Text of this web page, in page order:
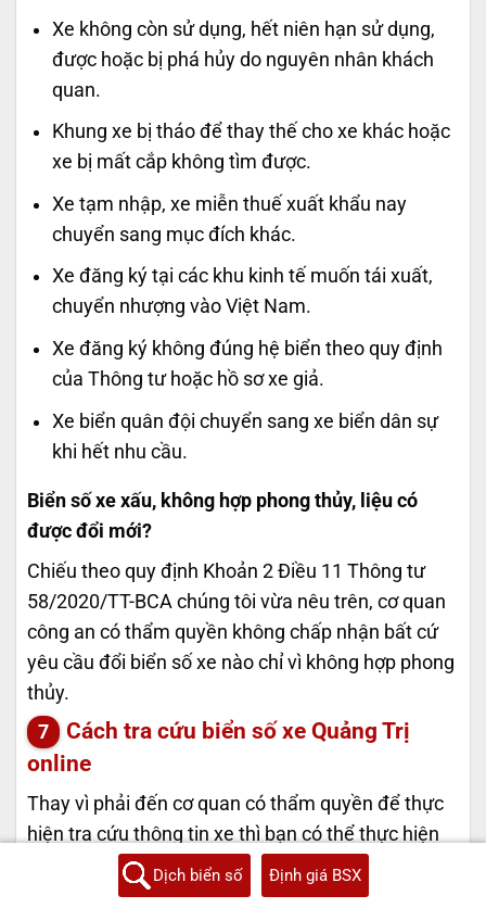
Xe không còn sử dụng, hết niên hạn sử dụng,
được hoặc bị phá hủy do nguyên nhân khách
quan.
Khung xe bị tháo để thay thế cho xe khác hoặc
xe bị mất cắp không tìm được.
Xe tạm nhập, xe miễn thuế xuất khẩu nay
chuyển sang mục đích khác.
Xe đăng ký tại các khu kinh tế muốn tái xuất,
chuyển nhượng vào Việt Nam.
Xe đăng ký không đúng hệ biển theo quy định
của Thông tư hoặc hồ sơ xe giả.
Xe biển quân đội chuyển sang xe biển dân sự
khi hết nhu cầu.
Biển số xe xấu, không hợp phong thủy, liệu có
được đổi mới?
Chiếu theo quy định Khoản 2 Điều 11 Thông tư
58/2020/TT-BCA chúng tôi vừa nêu trên, cơ quan
công an có thẩm quyền không chấp nhận bất cứ
yêu cầu đổi biển số xe nào chỉ vì không hợp phong
thủy.
Cách tra cứu biển số xe Quảng Trị
online
Thay vì phải đến cơ quan có thẩm quyền để thực
hiện tra cứu thông tin xe thì bạn có thể thực hiện
tra cứu trực tuyến. Cách làm này dễ dàng hơn mà
lại giúp chủ xe tiết kiệm thời gian và công sức. Các
Dịch biển số Định giá BSX